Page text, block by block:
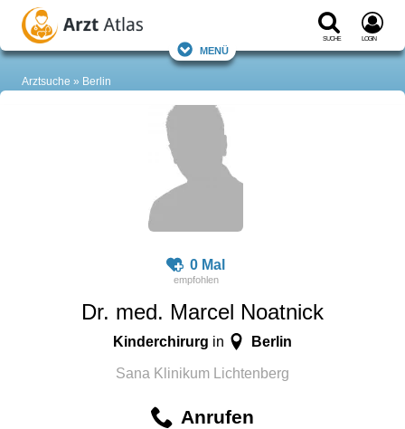
Suche Login
Menü
Arztsuche Berlin
0 Mal
Dr. med. Marcel Noatnick
Kinderchirurg in Berlin
Sana Klinikum Lichtenberg
Anrufen